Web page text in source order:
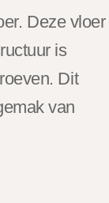
Deze vloer
is
Dit
van